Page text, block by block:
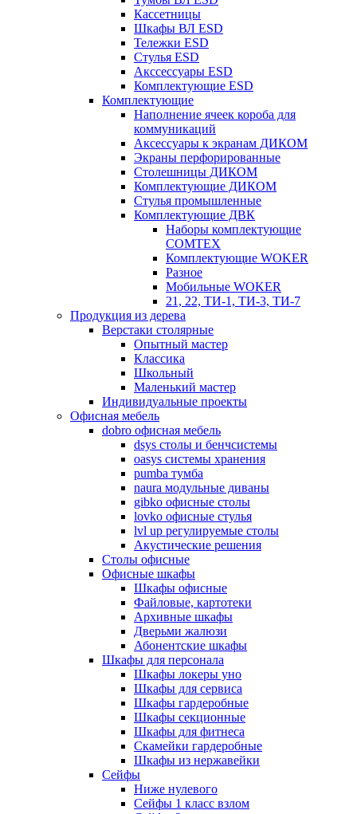
Кассетницы
Шкафы ВЛ ESD
Тележки ESD
Стулья ESD
Акссессуары ESD
Комплектующие ESD
Комплектующие
Наполнение ячеек короба для
коммуникаций
Аксессуары к экранам ДИКОМ
Экраны перфорированные
Cтолешницы ДИКОМ
Комплектующие ДИКОМ
Стулья промышленные
Комплектующие ДВК
Наборы комплектующие
COMTEX
Комплектующие WOKER
Разное
Мобильные WOKER
21, 22, ТИ-1, ТИ-3, ТИ-7
Продукция из дерева
Верстаки столярные
Опытный мастер
Классика
Школьный
Маленький мастер
Индивидуальные проекты
Офисная мебель
dobro офисная мебель
dsys столы и бенчсистемы
oasys системы хранения
pumba тумба
naura модульные диваны
gibko офисные столы
lovko офисные стулья
lvl up регулируемые столы
Акустические решения
Столы офисные
Офисные шкафы
Шкафы офисные
Файловые, картотеки
Архивные шкафы
Дверьми жалюзи
Абонентские шкафы
Шкафы для персонала
Шкафы локеры уно
Шкафы для сервиса
Шкафы гардеробные
Шкафы секционные
Шкафы для фитнеса
Скамейки гардеробные
Шкафы из нержавейки
Сейфы
Ниже нулевого
Сейфы 1 класс взлом